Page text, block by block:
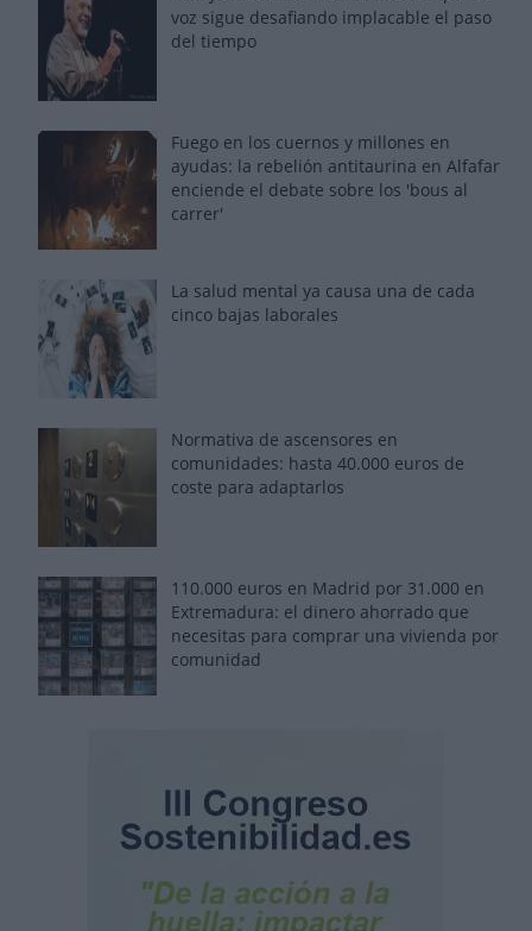
voz sigue desafiando implacable el paso
del tiempo
Fuego en los cuernos y millones en
ayudas: la rebelión antitaurina en Alfafar
enciende el debate sobre los 'bous al
carrer'
La salud mental ya causa una de cada
cinco bajas laborales
Normativa de ascensores en
comunidades: hasta 40.000 euros de
coste para adaptarlos
110.000 euros en Madrid por 31.000 en
Extremadura: el dinero ahorrado que
necesitas para comprar una vivienda por
comunidad